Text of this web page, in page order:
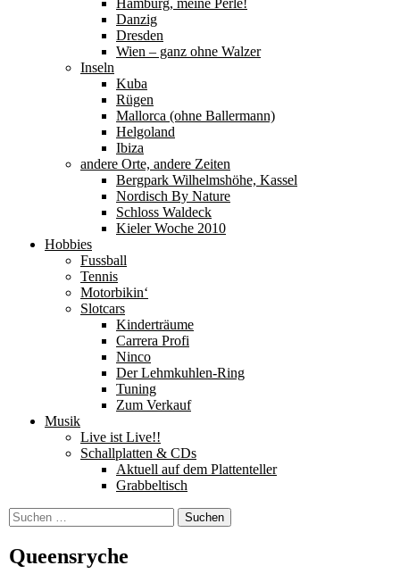
Danzig
Dresden
Wien – ganz ohne Walzer
Inseln
Kuba
Rügen
Mallorca (ohne Ballermann)
Helgoland
Ibiza
andere Orte, andere Zeiten
Bergpark Wilhelmshöhe, Kassel
Nordisch By Nature
Schloss Waldeck
Kieler Woche 2010
Hobbies
Fussball
Tennis
Motorbikin‘
Slotcars
Kinderträume
Carrera Profi
Ninco
Der Lehmkuhlen-Ring
Tuning
Zum Verkauf
Musik
Live ist Live!!
Schallplatten & CDs
Aktuell auf dem Plattenteller
Grabbeltisch
Suchen
nach:
Queensryche